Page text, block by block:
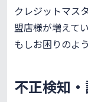
クレジットマス
盟店様が増えて
もしお困りのよ
不正検知・